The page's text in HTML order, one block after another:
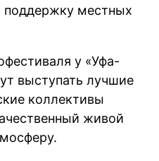
поддержку местных
у «Уфа-
выступать лучшие
коллективы
живой